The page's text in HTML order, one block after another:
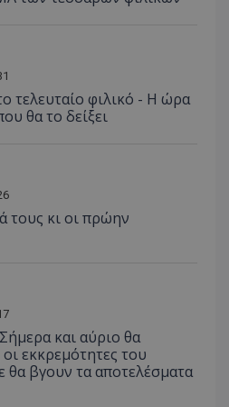
τελευταίο φιλικό - Η ώρα
θα το δείξει
τους κι οι πρώην
και αύριο θα
εκκρεμότητες του
θα βγουν τα αποτελέσματα